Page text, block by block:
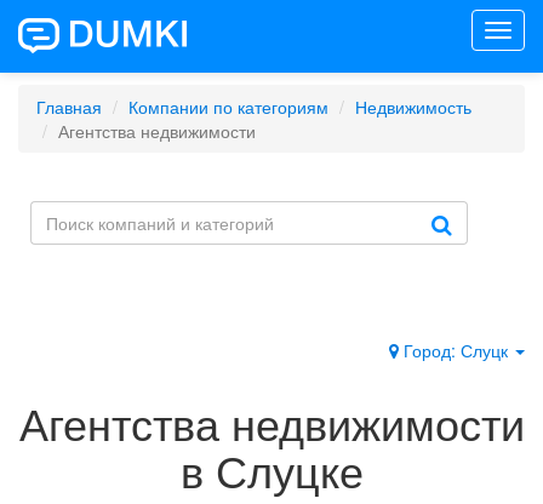
Главная Компании по категориям
Недвижимость
Агентства недвижимости
Город: Слуцк
Агентства недвижимости
в Слуцке